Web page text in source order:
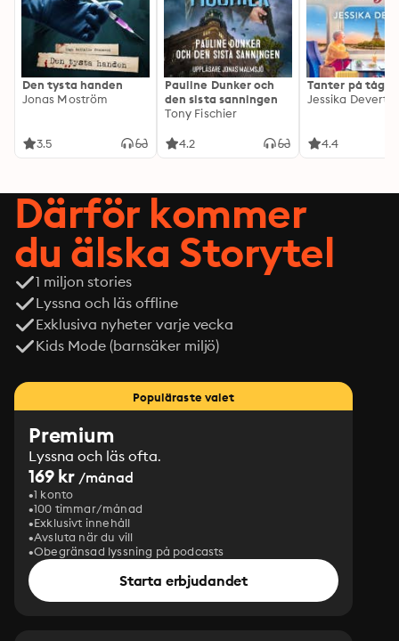
Den tysta handen
Jonas Moström
3.5
Pauline Dunker och
den sista sanningen
Tony Fischier
4.2
Tanter på tåg
Jessika Devert
4.4
Därför kommer
du älska Storytel
1 miljon stories
Lyssna och läs offline
Exklusiva nyheter varje vecka
Kids Mode (barnsäker miljö)
Populäraste valet
Premium
Lyssna och läs ofta.
169 kr /månad
1 konto
100 timmar/månad
Exklusivt innehåll
Avsluta när du vill
Obegränsad lyssning på podcasts
Starta erbjudandet